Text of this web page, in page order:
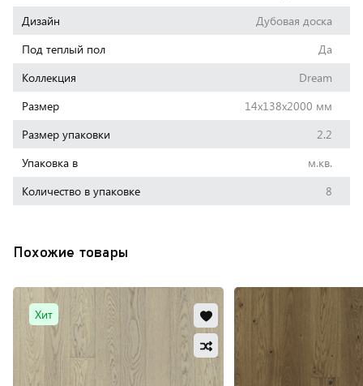
Дизайн
Дубовая доска
Под теплый пол
Да
Коллекция
Dream
Размер
14x138x2000 мм
Размер упаковки
2.2
Упаковка в
м.кв.
Количество в упаковке
8
Похожие товары
Хит
Добавить
в
избранное
Обновляю
список...
Добавить
в
сравнение